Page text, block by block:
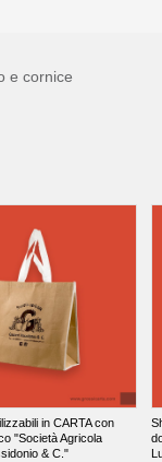
e cornice
in CARTA con
"Società Agricola
& C."